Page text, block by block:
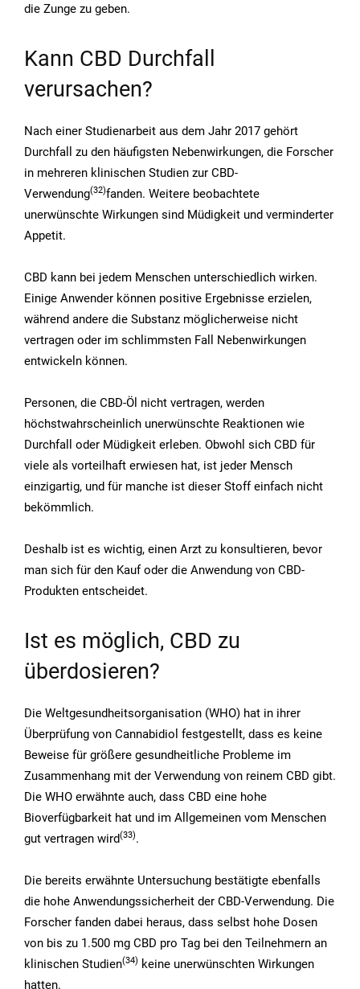
die Zunge zu geben.
Kann CBD Durchfall
verursachen?
Nach einer Studienarbeit aus dem Jahr 2017 gehört
Durchfall zu den häufigsten Nebenwirkungen, die Forscher
in mehreren klinischen Studien zur CBD-
Verwendung(32)fanden. Weitere beobachtete
unerwünschte Wirkungen sind Müdigkeit und verminderter
Appetit.
CBD kann bei jedem Menschen unterschiedlich wirken.
Einige Anwender können positive Ergebnisse erzielen,
während andere die Substanz möglicherweise nicht
vertragen oder im schlimmsten Fall Nebenwirkungen
entwickeln können.
Personen, die CBD-Öl nicht vertragen, werden
höchstwahrscheinlich unerwünschte Reaktionen wie
Durchfall oder Müdigkeit erleben. Obwohl sich CBD für
viele als vorteilhaft erwiesen hat, ist jeder Mensch
einzigartig, und für manche ist dieser Stoff einfach nicht
bekömmlich.
Deshalb ist es wichtig, einen Arzt zu konsultieren, bevor
man sich für den Kauf oder die Anwendung von CBD-
Produkten entscheidet.
Ist es möglich, CBD zu
überdosieren?
Die Weltgesundheitsorganisation (WHO) hat in ihrer
Überprüfung von Cannabidiol festgestellt, dass es keine
Beweise für größere gesundheitliche Probleme im
Zusammenhang mit der Verwendung von reinem CBD gibt.
Die WHO erwähnte auch, dass CBD eine hohe
Bioverfügbarkeit hat und im Allgemeinen vom Menschen
gut vertragen wird(33).
Die bereits erwähnte Untersuchung bestätigte ebenfalls
die hohe Anwendungssicherheit der CBD-Verwendung. Die
Forscher fanden dabei heraus, dass selbst hohe Dosen
von bis zu 1.500 mg CBD pro Tag bei den Teilnehmern an
klinischen Studien(34) keine unerwünschten Wirkungen
hatten.